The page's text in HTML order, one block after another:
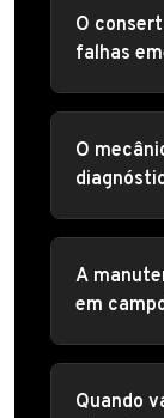
O
O
A
em
Quando